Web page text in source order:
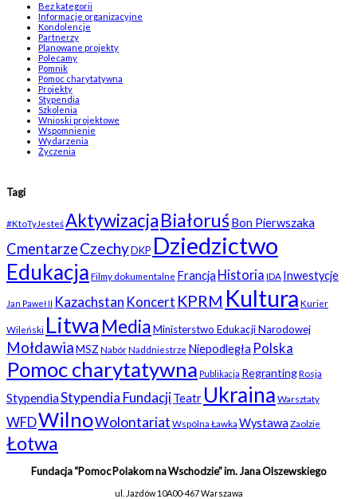
Bez kategorii
Informacje organizacyjne
Kondolencje
Partnerzy
Planowane projekty
Polecamy
Pomnik
Pomoc charytatywna
Projekty
Stypendia
Szkolenia
Wnioski projektowe
Wspomnienie
Wydarzenia
Życzenia
Tagi
#KtoTyJesteśAktywizacjaBiałoruśBon Pierwszaka
CmentarzeCzechy DKP Dziedzictwo
Edukacja Filmy dokumentalne Francja Historia IDA Inwestycje
Jan Paweł II Kazachstan Koncert KPRM Kultura Kurier
Wileński Litwa MediaMinisterstwo Edukacji Narodowej
MołdawiaMSZ NabórNaddniestrze Niepodległa Polska
Pomoc charytatywna Publikacja RegrantingRosja
StypendiaStypendia FundacjiTeatr Ukraina Warsztaty
WFDWilnoWolontariat Wspólna Ławka Wystawa Zaolzie
Łotwa
Fundacja “Pomoc Polakom na Wschodzie” im. Jana Olszewskiego
ul. Jazdów 10A00-467 Warszawa